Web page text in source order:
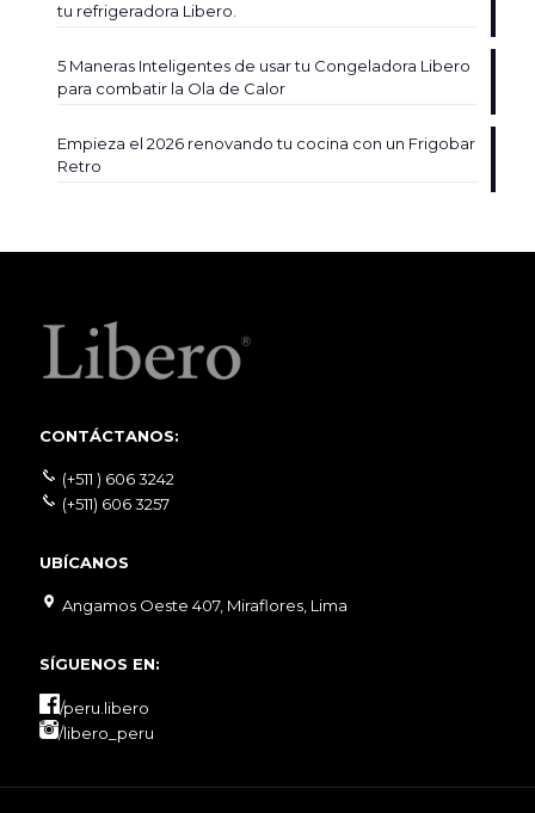
tu refrigeradora Libero.
5 Maneras Inteligentes de usar tu Congeladora Libero
para combatir la Ola de Calor
Empieza el 2026 renovando tu cocina con un Frigobar
Retro
CONTÁCTANOS:
(+511 ) 606 3242
(+511) 606 3257
UBÍCANOS
Angamos Oeste 407, Miraflores, Lima
SÍGUENOS EN:
/peru.libero
/libero_peru